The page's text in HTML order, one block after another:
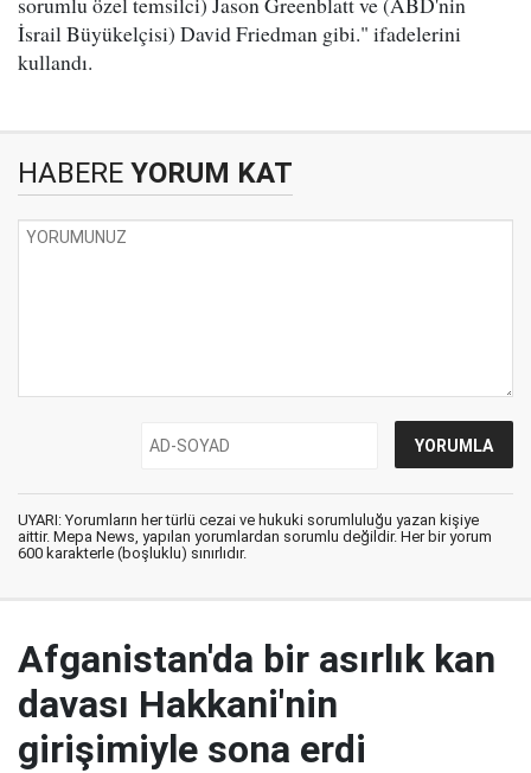
İsrail Büyükelçisi) David Friedman gibi." ifadelerini
kullandı.
HABERE YORUM KAT
UYARI: Yorumların her türlü cezai ve hukuki sorumluluğu yazan kişiye
aittir. Mepa News, yapılan yorumlardan sorumlu değildir. Her bir yorum
600 karakterle (boşluklu) sınırlıdır.
Afganistan'da bir asırlık kan
davası Hakkani'nin
girişimiyle sona erdi